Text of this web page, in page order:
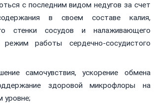
с последним видом недугов за счет
в своем составе калия,
стенки сосудов и налаживающего
режим работы сердечно-сосудистого
самочувствия, ускорение обмена
здоровой микрофлоры на
уровне;